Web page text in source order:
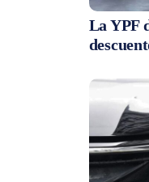
La YPF